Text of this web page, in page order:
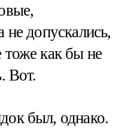
не допускались,
как бы не
Вот.
был, однако.